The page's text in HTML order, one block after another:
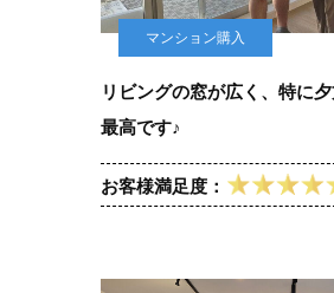
マンション購入
リビングの窓が広く、特に
最高です♪
お客様満足度：